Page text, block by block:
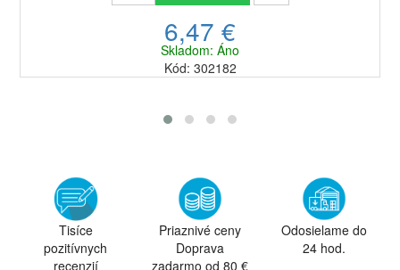
6,47 €
Skladom: Áno
Kód: 302182
Tisíce
pozitívnych
recenzií
Priaznivé ceny
Doprava
zadarmo od 80 €
Odosielame do
24 hod.